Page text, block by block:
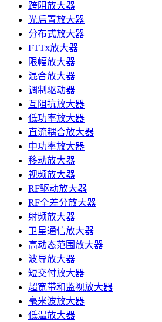
跨阻放大器
光后置放大器
分布式放大器
FTTx放大器
限幅放大器
混合放大器
调制驱动器
互阻抗放大器
低功率放大器
直流耦合放大器
中功率放大器
移动放大器
视频放大器
RF驱动放大器
RF全差分放大器
射频放大器
卫星通信放大器
高动态范围放大器
波导放大器
短交付放大器
超宽带和监视放大器
毫米波放大器
低温放大器